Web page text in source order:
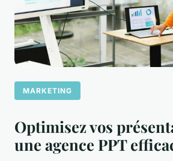
MARKETING
Optimisez vos
une agence PPT